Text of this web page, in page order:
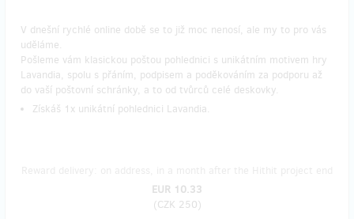
V dnešní rychlé online době se to již moc nenosí, ale my to pro vás
uděláme.
Pošleme vám klasickou poštou pohlednici s unikátním motivem hry
Lavandia, spolu s přáním, podpisem a poděkováním za podporu až
do vaší poštovní schránky, a to od tvůrců celé deskovky.
Získáš 1x unikátní pohlednici Lavandia.
EUR 10.33
(CZK 250)